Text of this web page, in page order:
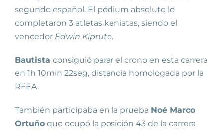
segundo español. El pódium absoluto lo
completaron 3 atletas keniatas, siendo el
vencedor Edwin Kipruto.
Bautista consiguió parar el crono en esta carrera
en 1h 10min 22seg, distancia homologada por la
RFEA.
También participaba en la prueba Noé Marco
Ortuño que ocupó la posición 43 de la carrera